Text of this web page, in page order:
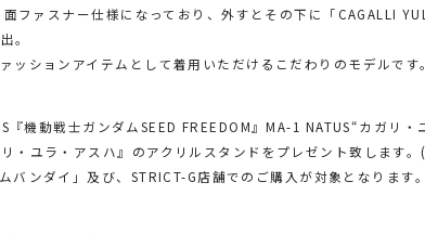
ファスナー仕様になっており、外すとその下に「CAGALLI
。
ッションアイテムとして着用いただけるこだわりのモデルです。
機動戦士ガンダムSEED FREEDOM』MA-1 NATUS“カガリ
・ユラ・アスハ』のアクリルスタンドをプレゼント致します
ンダイ」及び、STRICT-G店舗でのご購入が対象となります。